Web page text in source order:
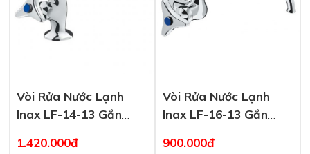
Vòi Rửa Nước Lạnh
Inax LF-14-13 Gắn
1.420.000đ
Vòi Rửa Nước Lạnh
Inax LF-16-13 Gắn
900.000đ